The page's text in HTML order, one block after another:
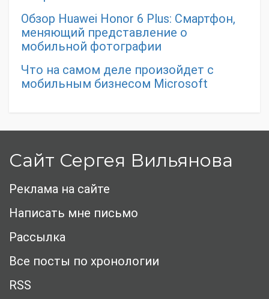
Обзор Huawei Honor 6 Plus: Смартфон,
меняющий представление о
мобильной фотографии
Что на самом деле произойдет с
мобильным бизнесом Microsoft
Сайт Сергея Вильянова
Реклама на сайте
Написать мне письмо
Рассылка
Все посты по хронологии
RSS